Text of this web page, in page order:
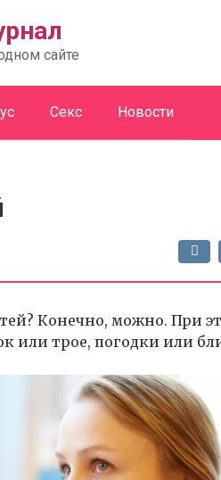
сайте
Секс Новости
Конечно, можно. При
или трое, погодки или